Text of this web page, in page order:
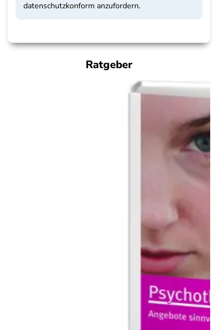
datenschutzkonform anzufordern.
Ratgeber